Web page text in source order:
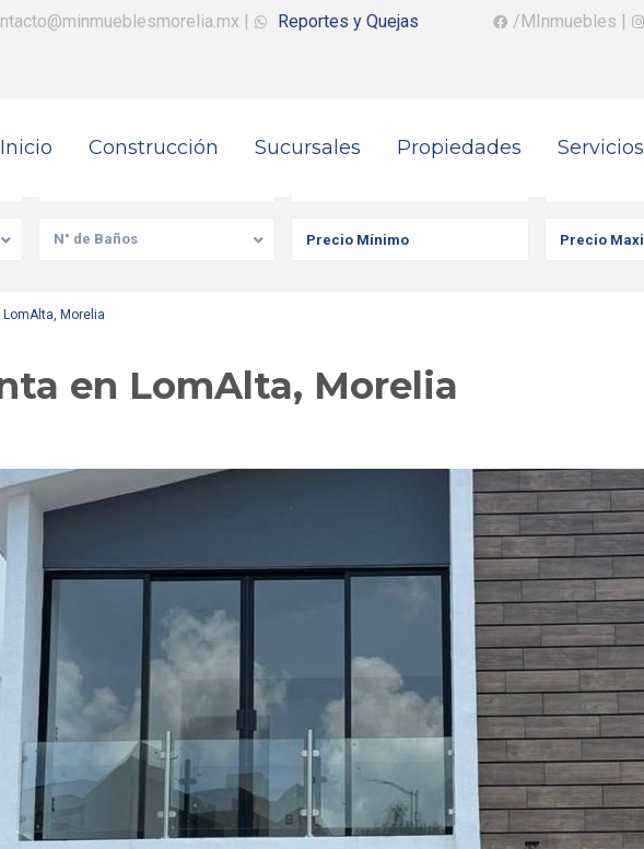
| Reportes y Quejas /MInmuebles |
Inicio Construcción Sucursales Propiedades Servicios
N° de Baños
Morelia
en LomAlta, Morelia